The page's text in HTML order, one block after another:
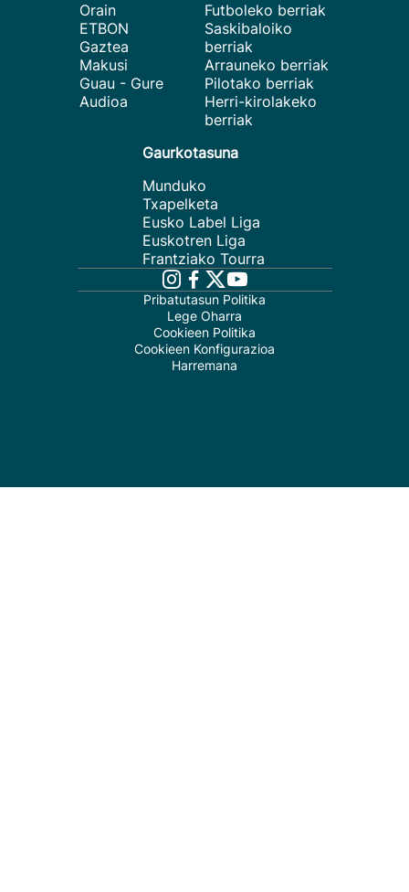
Orain
ETBON
Gaztea
Makusi
Guau - Gure
Audioa
Futboleko berriak
Saskibaloiko
berriak
Arrauneko berriak
Pilotako berriak
Herri-kirolakeko
berriak
Gaurkotasuna
Munduko
Txapelketa
Eusko Label Liga
Euskotren Liga
Frantziako Tourra
Pribatutasun Politika
Lege Oharra
Cookieen Politika
Cookieen Konfigurazioa
Harremana